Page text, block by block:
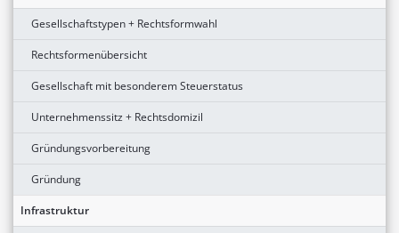
Gesellschaftstypen + Rechtsformwahl
Rechtsformenübersicht
Gesellschaft mit besonderem Steuerstatus
Unternehmenssitz + Rechtsdomizil
Gründungsvorbereitung
Gründung
Infrastruktur